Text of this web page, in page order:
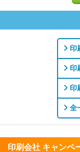
印
印
印
全
印刷会社 キャンペ